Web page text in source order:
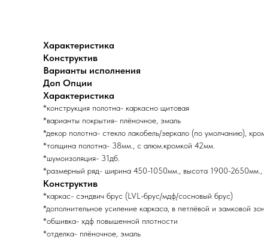
Характеристика
Конструктив
Варианты исполнения
Доп Опции
Характеристика
*конструкция полотна- каркасно щитовая
*варианты покрытия- плёночное, эмаль
*декор полотна- стекло лакобель/зеркало (по умолчанию),
*толщина полотна- 38мм., с алюм.кромкой 42мм.
*шумоизоляция- 31дб.
*размерный ряд- ширина 450-1050мм., высота 1900-2650мм.,
Конструктив
*каркас- сэндвич брус (LVL-брус/мдф/сосновый брус)
*дополнительное усиление каркаса, в петлёвой и замковой
*обшивка- хдф повышенной плотности
*отделка- плёночное, эмаль